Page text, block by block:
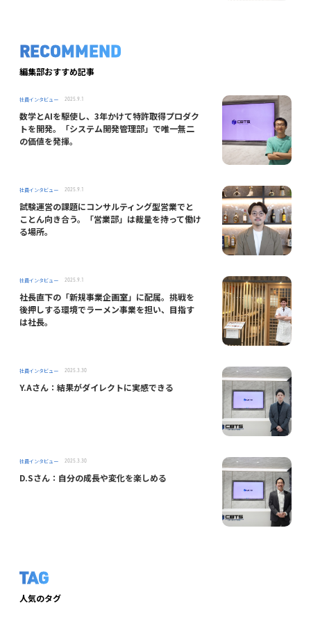
RECOMMEND
編集部おすすめ記事
社員インタビュー 2025.9.1
数学とAIを駆使し、3年かけて特許取得プロダク
トを開発。「システム開発管理部」で唯一無二
の価値を発揮。
社員インタビュー 2025.9.1
試験運営の課題にコンサルティング型営業でと
ことん向き合う。「営業部」は裁量を持って働け
る場所。
社員インタビュー 2025.9.1
社長直下の「新規事業企画室」に配属。挑戦を
後押しする環境でラーメン事業を担い、目指す
は社長。
社員インタビュー 2025.3.30
Y.Aさん：結果がダイレクトに実感できる
社員インタビュー 2025.3.30
D.Sさん：自分の成長や変化を楽しめる
TAG
人気のタグ